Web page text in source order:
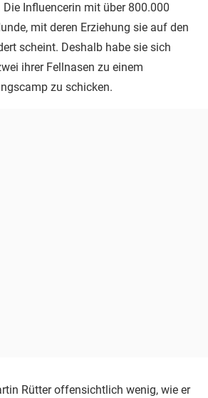
Influencerin mit über 800.000
mit deren Erziehung sie auf den
scheint. Deshalb habe sie sich
ihrer Fellnasen zu einem
zu schicken.
Rütter offensichtlich wenig, wie er